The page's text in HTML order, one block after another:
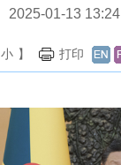
2025-01-13 13:24
小 】 打印